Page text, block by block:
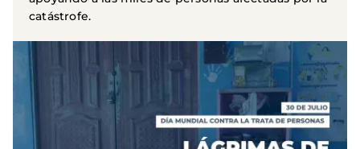
catástrofe.